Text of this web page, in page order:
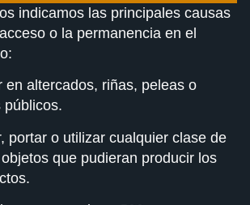
indicamos las principales causas
o la permanencia en el
en altercados, riñas, peleas o
públicos.
portar o utilizar cualquier clase de
que pudieran producir los